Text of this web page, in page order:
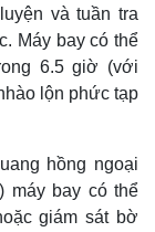
và tuần tra
Máy bay có thể
6.5 giờ (với
lộn phức tạp
hồng ngoại
máy bay có thể
giám sát bờ